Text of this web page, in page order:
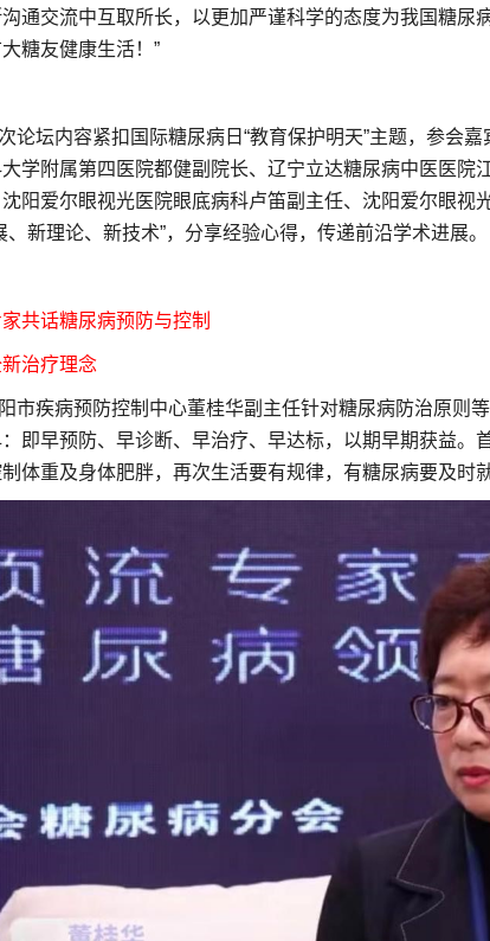
通交流中互取所长，以更加严谨科学的态度为我国糖尿
糖友健康生活！”
内容紧扣国际糖尿病日“教育保护明天”主题，参会嘉
学附属第四医院都健副院长、辽宁立达糖尿病中医医院
阳爱尔眼视光医院眼底病科卢笛副主任、沈阳爱尔眼视
、新理论、新技术”，分享经验心得，传递前沿学术进展。
共话糖尿病预防与控制
治疗理念
疾病预防控制中心董桂华副主任针对糖尿病防治原则等
即早预防、早诊断、早治疗、早达标，以期早期获益。
体重及身体肥胖，再次生活要有规律，有糖尿病要及时